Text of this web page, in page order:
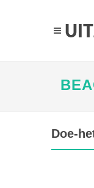
Doe-